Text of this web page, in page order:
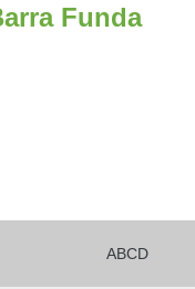
Entregar
Fruta
Minimamente
Funda
ABCD